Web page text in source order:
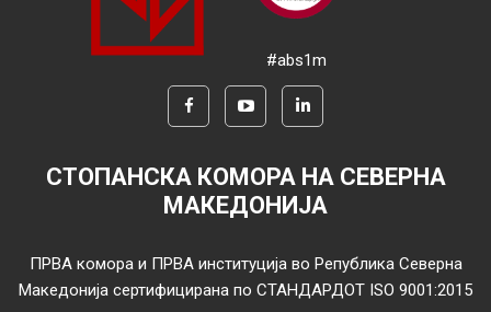
#abs1m
СТОПАНСКА КОМОРА НА СЕВЕРНА
МАКЕДОНИЈА
ПРВА комора и ПРВА институција во Република Северна
Македонија сертифицирана по СТАНДАРДОТ ISO 9001:2015